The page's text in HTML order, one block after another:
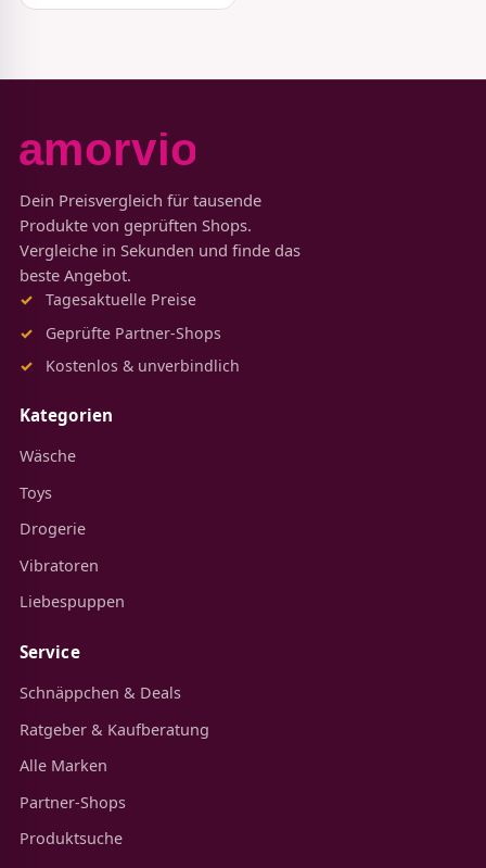
Dein Preisvergleich für tausende
Produkte von geprüften Shops.
Vergleiche in Sekunden und finde das
beste Angebot.
Tagesaktuelle Preise
Geprüfte Partner-Shops
Kostenlos & unverbindlich
Kategorien
Wäsche
Toys
Drogerie
Vibratoren
Liebespuppen
Service
Schnäppchen & Deals
Ratgeber & Kaufberatung
Alle Marken
Partner-Shops
Produktsuche